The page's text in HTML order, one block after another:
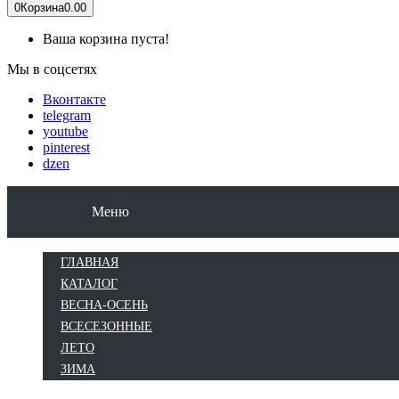
0Корзина0.00
Ваша корзина пуста!
Мы в соцсетях
Вконтакте
telegram
youtube
pinterest
dzen
Меню
ГЛАВНАЯ
КАТАЛОГ
ВЕСНА-ОСЕНЬ
ВСЕСЕЗОННЫЕ
ЛЕТО
ЗИМА